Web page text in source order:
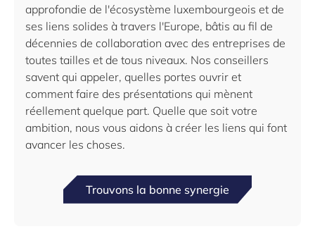
approfondie de l'écosystème luxembourgeois et de
ses liens solides à travers l'Europe, bâtis au fil de
décennies de collaboration avec des entreprises de
toutes tailles et de tous niveaux. Nos conseillers
savent qui appeler, quelles portes ouvrir et
comment faire des présentations qui mènent
réellement quelque part. Quelle que soit votre
ambition, nous vous aidons à créer les liens qui font
avancer les choses.
Trouvons la bonne synergie